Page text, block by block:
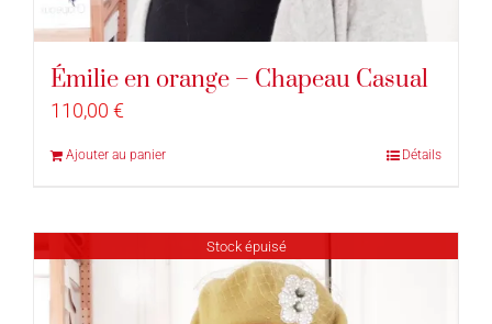
Émilie en orange – Chapeau Casual
110,00 €
Ajouter au panier Détails
Stock épuisé